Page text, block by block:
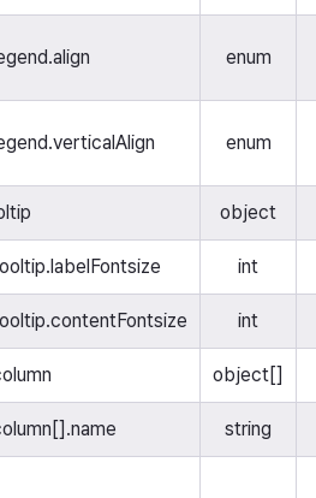
enum
enum
object
int
int
object[]
string